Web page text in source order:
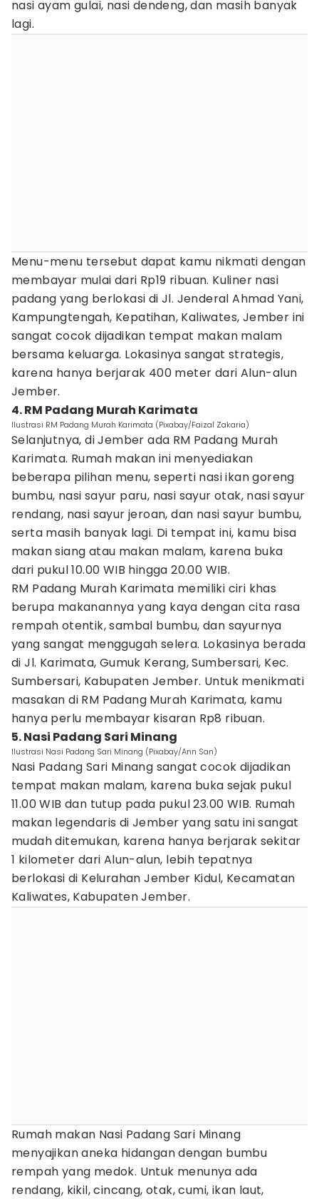
nasi ayam gulai, nasi dendeng, dan masih banyak
lagi.
Menu-menu tersebut dapat kamu nikmati dengan
membayar mulai dari Rp19 ribuan. Kuliner nasi
padang yang berlokasi di Jl. Jenderal Ahmad Yani,
Kampungtengah, Kepatihan, Kaliwates, Jember ini
sangat cocok dijadikan tempat makan malam
bersama keluarga. Lokasinya sangat strategis,
karena hanya berjarak 400 meter dari Alun-alun
Jember.
4. RM Padang Murah Karimata
Ilustrasi RM Padang Murah Karimata (Pixabay/Faizal Zakaria)
Selanjutnya, di Jember ada RM Padang Murah
Karimata. Rumah makan ini menyediakan
beberapa pilihan menu, seperti nasi ikan goreng
bumbu, nasi sayur paru, nasi sayur otak, nasi sayur
rendang, nasi sayur jeroan, dan nasi sayur bumbu,
serta masih banyak lagi. Di tempat ini, kamu bisa
makan siang atau makan malam, karena buka
dari pukul 10.00 WIB hingga 20.00 WIB.
RM Padang Murah Karimata memiliki ciri khas
berupa makanannya yang kaya dengan cita rasa
rempah otentik, sambal bumbu, dan sayurnya
yang sangat menggugah selera. Lokasinya berada
di Jl. Karimata, Gumuk Kerang, Sumbersari, Kec.
Sumbersari, Kabupaten Jember. Untuk menikmati
masakan di RM Padang Murah Karimata, kamu
hanya perlu membayar kisaran Rp8 ribuan.
5. Nasi Padang Sari Minang
Ilustrasi Nasi Padang Sari Minang (Pixabay/Ann San)
Nasi Padang Sari Minang sangat cocok dijadikan
tempat makan malam, karena buka sejak pukul
11.00 WIB dan tutup pada pukul 23.00 WIB. Rumah
makan legendaris di Jember yang satu ini sangat
mudah ditemukan, karena hanya berjarak sekitar
1 kilometer dari Alun-alun, lebih tepatnya
berlokasi di Kelurahan Jember Kidul, Kecamatan
Kaliwates, Kabupaten Jember.
Rumah makan Nasi Padang Sari Minang
menyajikan aneka hidangan dengan bumbu
rempah yang medok. Untuk menunya ada
rendang, kikil, cincang, otak, cumi, ikan laut,